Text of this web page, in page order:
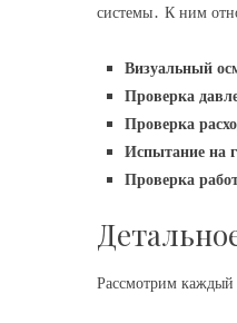
системы․ К ним
Визуальный
Проверка
Проверка
Испытание на
Проверка
Рассмотрим каждый